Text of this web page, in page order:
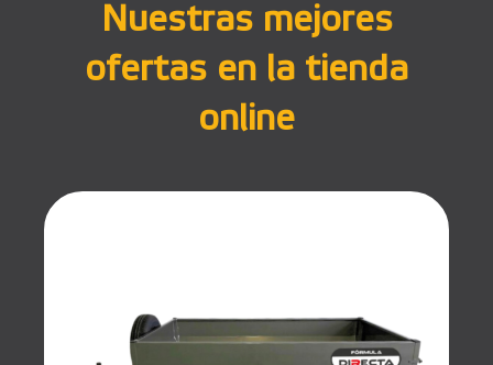
Nuestras mejores
ofertas en la tienda
online